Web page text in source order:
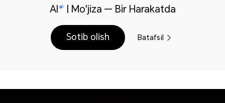
AI | Mo'jiza — Bir Harakatda
Sotib olish Batafsil